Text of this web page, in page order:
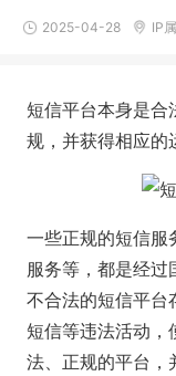
2025-04-28 IP
短信平台本身是合
规，并获得相应的
一些正规的短信服
服务等，都是经
不合法的短信平台
短信等违法活动，
法、正规的平台，